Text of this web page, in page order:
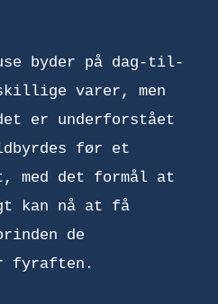
byder på dag-til-
varer, men
er underforstået
før et
med det formål at
kan nå at få
de
fyraften.